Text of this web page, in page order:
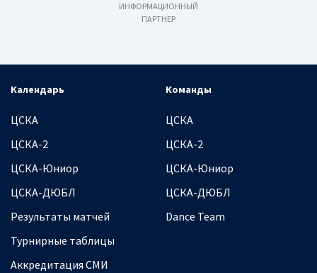
ИНФОРМАЦИОННЫЙ
ПАРТНЕР
Календарь
ЦСКА
ЦСКА-2
ЦСКА-Юниор
ЦСКА-ДЮБЛ
Результаты матчей
Турнирные таблицы
Аккредитация СМИ
Команды
ЦСКА
ЦСКА-2
ЦСКА-Юниор
ЦСКА-ДЮБЛ
Dance Team